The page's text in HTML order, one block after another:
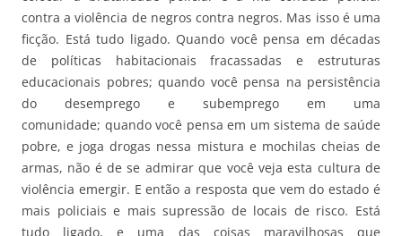
contra a violência de negros contra negros. Mas isso é uma
ficção. Está tudo ligado. Quando você pensa em décadas
de políticas habitacionais fracassadas e estruturas
educacionais pobres; quando você pensa na persistência
do desemprego e subemprego em uma
comunidade; quando você pensa em um sistema de saúde
pobre, e joga drogas nessa mistura e mochilas cheias de
armas, não é de se admirar que você veja esta cultura de
violência emergir. E então a resposta que vem do estado é
mais policiais e mais supressão de locais de risco. Está
tudo ligado, e uma das coisas maravilhosas que